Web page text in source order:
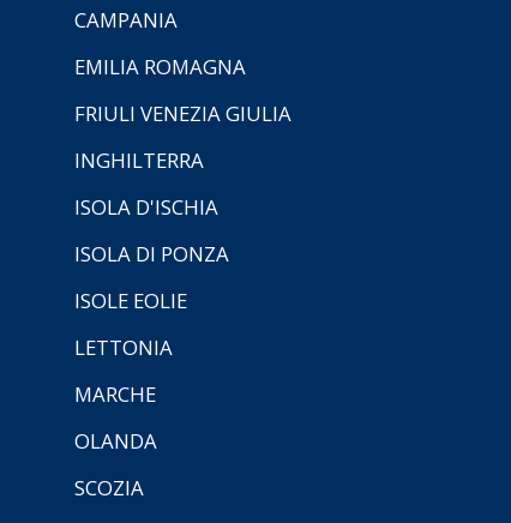
CAMPANIA
EMILIA ROMAGNA
FRIULI VENEZIA GIULIA
INGHILTERRA
ISOLA D'ISCHIA
ISOLA DI PONZA
ISOLE EOLIE
LETTONIA
MARCHE
OLANDA
SCOZIA